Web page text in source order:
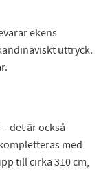
ekens
uttryck.
det är också
med
till cirka 310 cm,